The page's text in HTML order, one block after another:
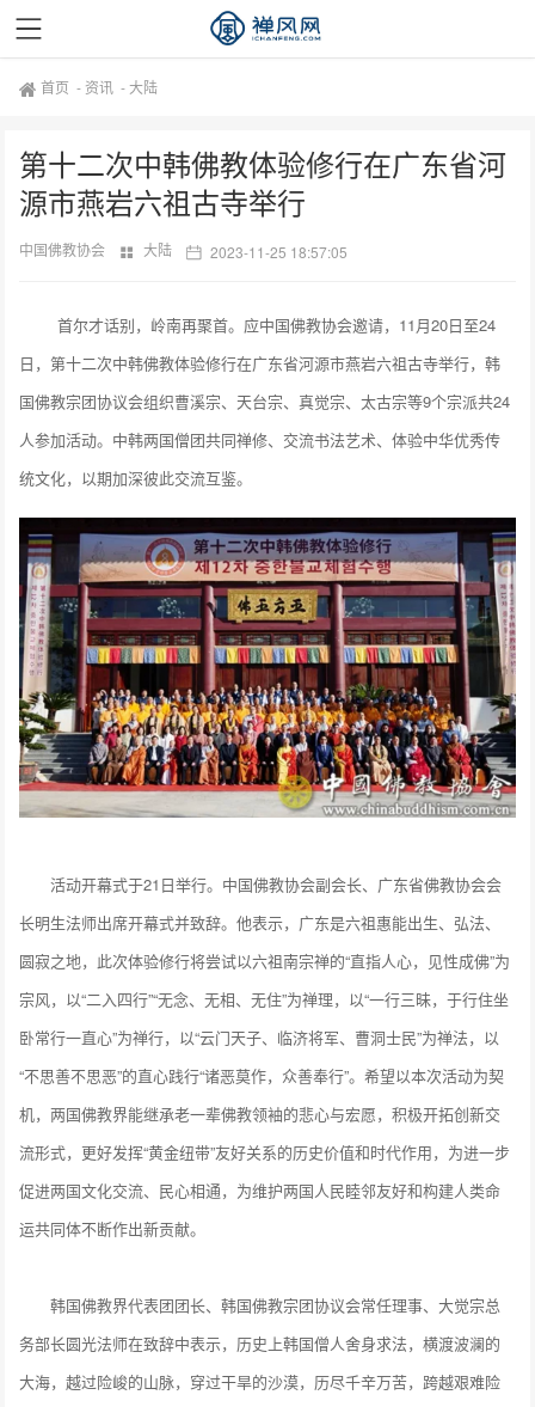
首页 - 资讯 -大陆
第十二次中韩佛教体验修行在广东省河
源市燕岩六祖古寺举行
中国佛教协会 大陆 2023-11-25 18:57:05
首尔才话别，岭南再聚首。应中国佛教协会邀请，11月20日至24
日，第十二次中韩佛教体验修行在广东省河源市燕岩六祖古寺举行，韩
国佛教宗团协议会组织曹溪宗、天台宗、真觉宗、太古宗等9个宗派共24
人参加活动。中韩两国僧团共同禅修、交流书法艺术、体验中华优秀传
统文化，以期加深彼此交流互鉴。
活动开幕式于21日举行。中国佛教协会副会长、广东省佛教协会会
长明生法师出席开幕式并致辞。他表示，广东是六祖惠能出生、弘法、
圆寂之地，此次体验修行将尝试以六祖南宗禅的“直指人心，见性成佛”为
宗风，以“二入四行”“无念、无相、无住”为禅理，以“一行三昧，于行住坐
卧常行一直心”为禅行，以“云门天子、临济将军、曹洞士民”为禅法，以
“不思善不思恶”的直心践行“诸恶莫作，众善奉行”。希望以本次活动为契
机，两国佛教界能继承老一辈佛教领袖的悲心与宏愿，积极开拓创新交
流形式，更好发挥“黄金纽带”友好关系的历史价值和时代作用，为进一步
促进两国文化交流、民心相通，为维护两国人民睦邻友好和构建人类命
运共同体不断作出新贡献。
韩国佛教界代表团团长、韩国佛教宗团协议会常任理事、大觉宗总
务部长圆光法师在致辞中表示，历史上韩国僧人舍身求法，横渡波澜的
大海，越过险峻的山脉，穿过干旱的沙漠，历尽千辛万苦，跨越艰难险